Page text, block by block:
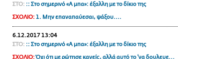
ΣΤΟ: :: Στο σημερινό «Α μπα»: έξαλλη με το δίκιο της
ΣΧΟΛΙΟ: 1. Μην επαναπαύεσαι, ψάξου....
6.12.2017 13:04
ΣΤΟ: :: Στο σημερινό «Α μπα»: έξαλλη με το δίκιο της
ΣΧΟΛΙΟ: Όχι ότι με ρώτησε κανείς, αλλά αυτό το 'να δουλευε...